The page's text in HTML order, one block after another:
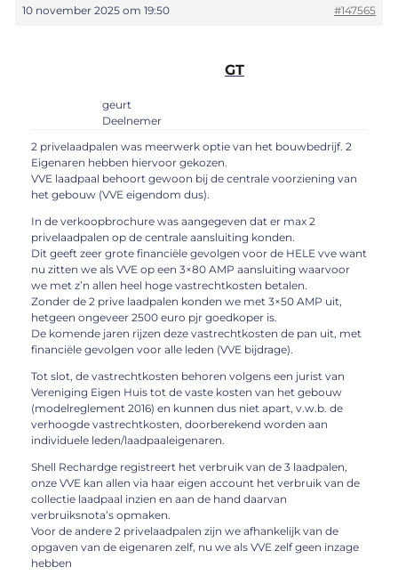
10 november 2025 om 19:50 #147565
GT
geurt
Deelnemer
2 privelaadpalen was meerwerk optie van het bouwbedrijf. 2
Eigenaren hebben hiervoor gekozen.
VVE laadpaal behoort gewoon bij de centrale voorziening van
het gebouw (VVE eigendom dus).
In de verkoopbrochure was aangegeven dat er max 2
privelaadpalen op de centrale aansluiting konden.
Dit geeft zeer grote financiële gevolgen voor de HELE vve want
nu zitten we als VVE op een 3×80 AMP aansluiting waarvoor
we met z’n allen heel hoge vastrechtkosten betalen.
Zonder de 2 prive laadpalen konden we met 3×50 AMP uit,
hetgeen ongeveer 2500 euro pjr goedkoper is.
De komende jaren rijzen deze vastrechtkosten de pan uit, met
financiële gevolgen voor alle leden (VVE bijdrage).
Tot slot, de vastrechtkosten behoren volgens een jurist van
Vereniging Eigen Huis tot de vaste kosten van het gebouw
(modelreglement 2016) en kunnen dus niet apart, v.w.b. de
verhoogde vastrechtkosten, doorberekend worden aan
individuele leden/laadpaaleigenaren.
Shell Rechardge registreert het verbruik van de 3 laadpalen,
onze VVE kan allen via haar eigen account het verbruik van de
collectie laadpaal inzien en aan de hand daarvan
verbruiksnota’s opmaken.
Voor de andere 2 privelaadpalen zijn we afhankelijk van de
opgaven van de eigenaren zelf, nu we als VVE zelf geen inzage
hebben